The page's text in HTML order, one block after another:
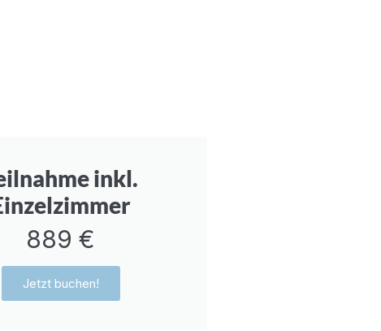
inkl.
889 €
Jetzt buchen!